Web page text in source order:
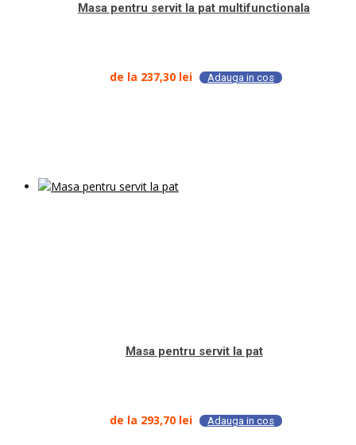
Masa pentru servit la pat multifunctionala
de la 237,30 lei Adauga in cos
Masa pentru servit la pat
de la 293,70 lei Adauga in cos